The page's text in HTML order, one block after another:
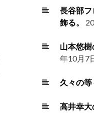
長谷部
飾る。
山本悠樹
年10月7
久々の等
高井幸